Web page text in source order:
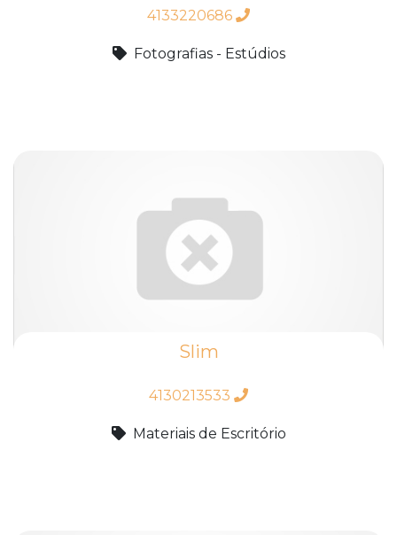
4133220686
Fotografias - Estúdios
Slim
4130213533
Materiais de Escritório